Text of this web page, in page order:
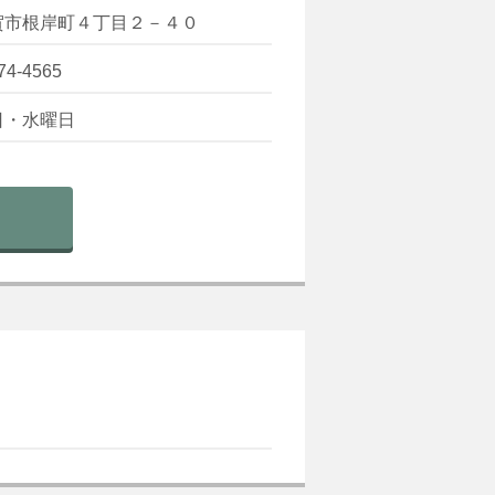
根岸町４丁目２－４０
4565
水曜日